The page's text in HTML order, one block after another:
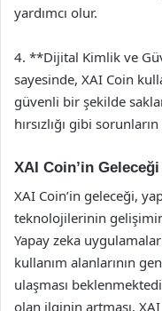
yardımcı olur.
4. **Dijital Kimlik ve
sayesinde, XAI Coin
güvenli bir şekilde
hırsızlığı gibi
XAI Coin’in Geleceği
XAI Coin’in geleceği,
teknolojilerinin
Yapay zeka
kullanım alanlarının
ulaşması
olan ilginin artması,